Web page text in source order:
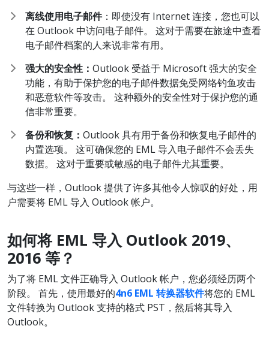
离线使用电子邮件：即使没有 Internet 连接，您也可以
在 Outlook 中访问电子邮件。 这对于需要在旅途中查看
电子邮件档案的人来说非常有用。
强大的安全性： Outlook 受益于 Microsoft 强大的安全
功能，有助于保护您的电子邮件数据免受网络钓鱼攻击
和恶意软件等攻击。 这种额外的安全性对于保护您的通
信非常重要。
备份和恢复： Outlook 具有用于备份和恢复电子邮件的
内置选项。 这可确保您的 EML 导入电子邮件不会丢失
数据。 这对于重要或敏感的电子邮件尤其重要。
与这些一样，Outlook 提供了许多其他令人惊叹的好处，用
户需要将 EML 导入 Outlook 帐户。
如何将 EML 导入 Outlook 2019、
2016 等？
为了将 EML 文件正确导入 Outlook 帐户，您必须经历两个
阶段。 首先，使用最好的4n6 EML 转换器软件将您的 EML
文件转换为 Outlook 支持的格式 PST，然后将其导入
Outlook。